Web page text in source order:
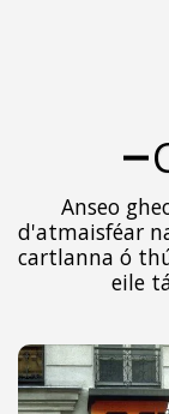
Anseo
d'atmaisféar
cartlanna ó
eile